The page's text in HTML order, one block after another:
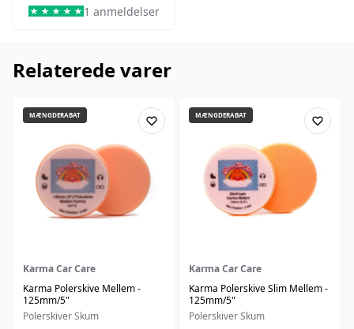
1 anmeldelser
Relaterede varer
MÆNGDERABAT
Karma Car Care
Karma Polerskive Mellem -
125mm/5"
Polerskiver Skum
MÆNGDERABAT
Karma Car Care
Karma Polerskive Slim Mellem -
125mm/5"
Polerskiver Skum